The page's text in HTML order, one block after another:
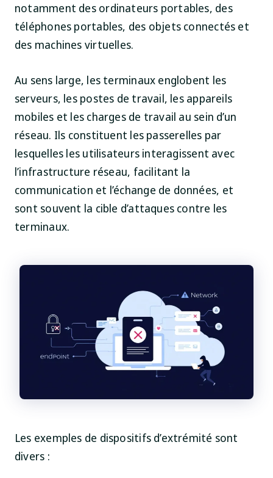
notamment des ordinateurs portables, des
téléphones portables, des objets connectés et
des machines virtuelles.
Au sens large, les terminaux englobent les
serveurs, les postes de travail, les appareils
mobiles et les charges de travail au sein d’un
réseau. Ils constituent les passerelles par
lesquelles les utilisateurs interagissent avec
l’infrastructure réseau, facilitant la
communication et l’échange de données, et
sont souvent la cible d’attaques contre les
terminaux.
Les exemples de dispositifs d’extrémité sont
divers :